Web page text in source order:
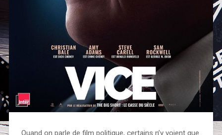
Quand on parle de film politique, certains n’y voient que